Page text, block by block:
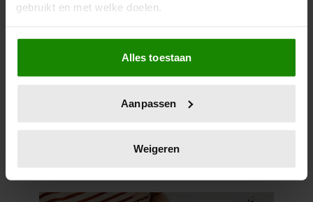
gebruikt en met welke doelen.
Als u het toestaat, willen we ook graag:
Informatie verzamelen over uw geografische
locatie, die tot een paar meter nauwkeurig kan zijn
scannen op specifieke eigenschappen (fingerprinting)
verwerkt en stel uw voorkeuren in het
intrekken in de Cookieverklaring.
Alles toestaan
Aanpassen
Weigeren
om vet te verbranden en af te